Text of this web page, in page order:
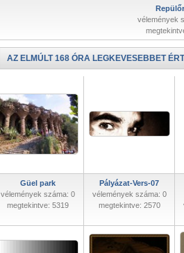
vélemények
AZ ELMÚLT 168 ÓRA LEGKEVESEBBET
Güel park
vélemények száma: 0
megtekintve: 5319
Pályázat-Vers-07
vélemények száma: 0
megtekintve: 2570